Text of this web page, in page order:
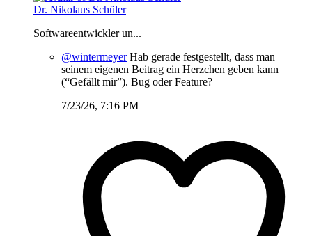
Dr. Nikolaus Schüler
Softwareentwickler un...
@wintermeyerHab gerade festgestellt, dass man
seinem eigenen Beitrag ein Herzchen geben kann
(“Gefällt mir”). Bug oder Feature?
7/23/26, 7:16 PM